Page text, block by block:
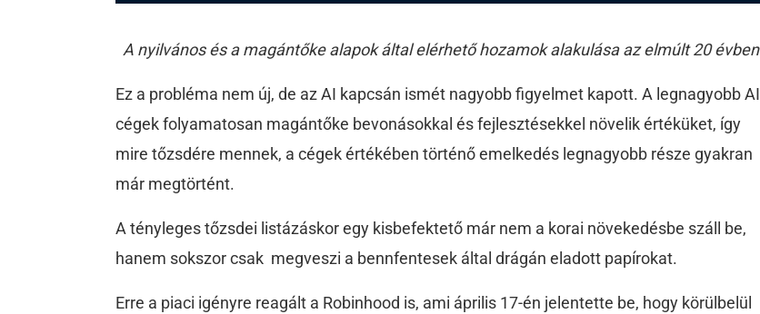
A nyilvános és a magántőke alapok által elérhető hozamok alakulása az elmúlt 20 évben
Ez a probléma nem új, de az AI kapcsán ismét nagyobb figyelmet kapott. A legnagyobb AI
cégek folyamatosan magántőke bevonásokkal és fejlesztésekkel növelik értéküket, így
mire tőzsdére mennek, a cégek értékében történő emelkedés legnagyobb része gyakran
már megtörtént.
A tényleges tőzsdei listázáskor egy kisbefektető már nem a korai növekedésbe száll be,
hanem sokszor csak megveszi a bennfentesek által drágán eladott papírokat.
Erre a piaci igényre reagált a Robinhood is, ami április 17-én jelentette be, hogy körülbelül